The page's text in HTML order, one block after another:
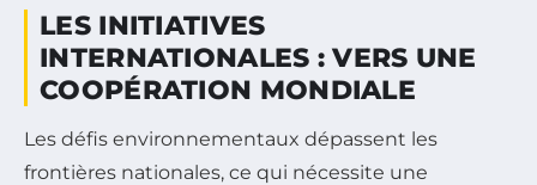
LES INITIATIVES
INTERNATIONALES : VERS UNE
COOPÉRATION MONDIALE
Les défis environnementaux dépassent les
frontières nationales, ce qui nécessite une